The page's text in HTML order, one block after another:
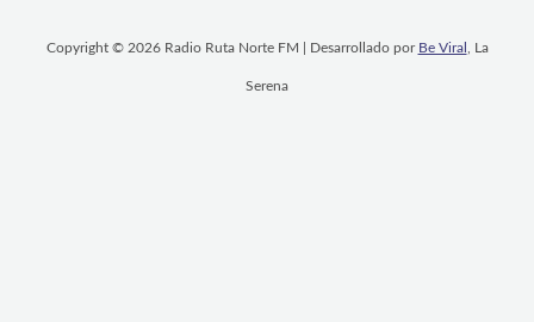
Copyright © 2026 Radio Ruta Norte FM | Desarrollado por Be Viral , La
Serena